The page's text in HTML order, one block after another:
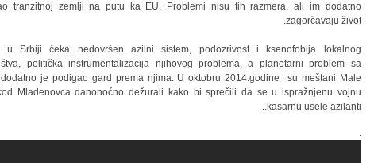
tranzitnoj zemlji na putu ka EU. Problemi nisu tih razmera, ali im dodatno
zagorčavaju život.
u Srbiji čeka nedovršen azilni sistem, podozrivost i ksenofobija lokalnog
politička instrumentalizacija njihovog problema, a planetarni problem sa
je podigao gard prema njima. U oktobru 2014.godine su meštani Male
Mladenovca danonoćno dežurali kako bi sprečili da se u ispražnjenu vojnu
kasarnu usele azilanti..
.